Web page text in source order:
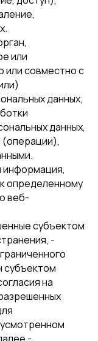
или
или совместно с
данных,
данных,
информация,
определенному
веб-
субъектом
-
субъектом
на